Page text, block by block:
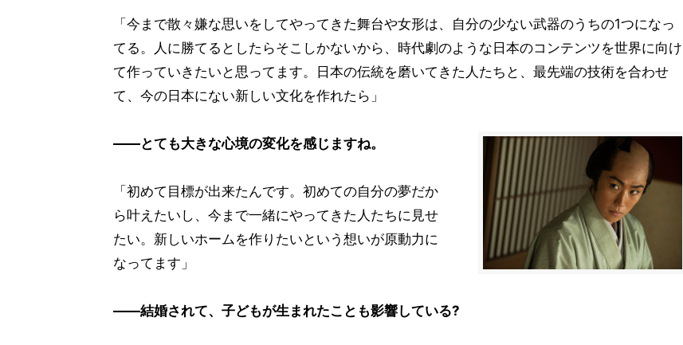
「今まで散々嫌な思いをしてやってきた舞台や女形は、自分の少ない武器のうちの1つになっ
てる。人に勝てるとしたらそこしかないから、時代劇のような日本のコンテンツを世界に向け
て作っていきたいと思ってます。日本の伝統を磨いてきた人たちと、最先端の技術を合わせ
て、今の日本にない新しい文化を作れたら」
――とても大きな心境の変化を感じますね。
「初めて目標が出来たんです。初めての自分の夢だか
ら叶えたいし、今まで一緒にやってきた人たちに見せ
たい。新しいホームを作りたいという想いが原動力に
なってます」
――結婚されて、子どもが生まれたことも影響している?